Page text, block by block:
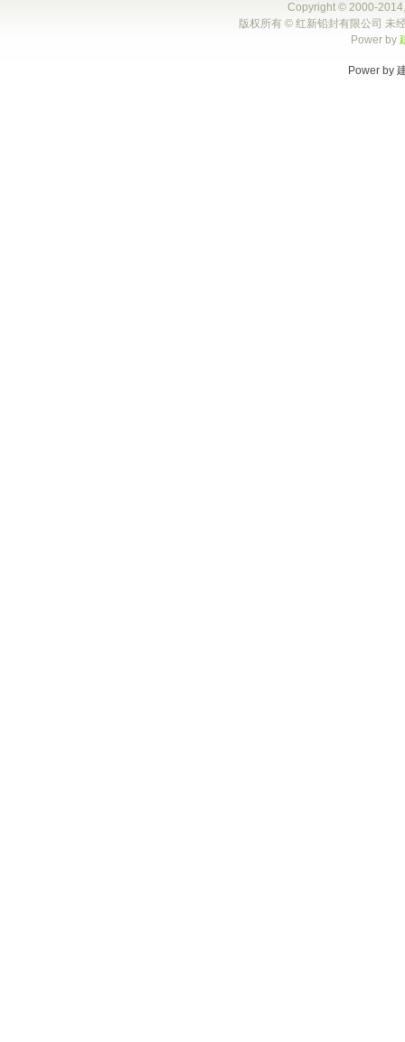
Copyright © 2000-
版权所有 © 红新铅封有限公司 未
Power by
Power by